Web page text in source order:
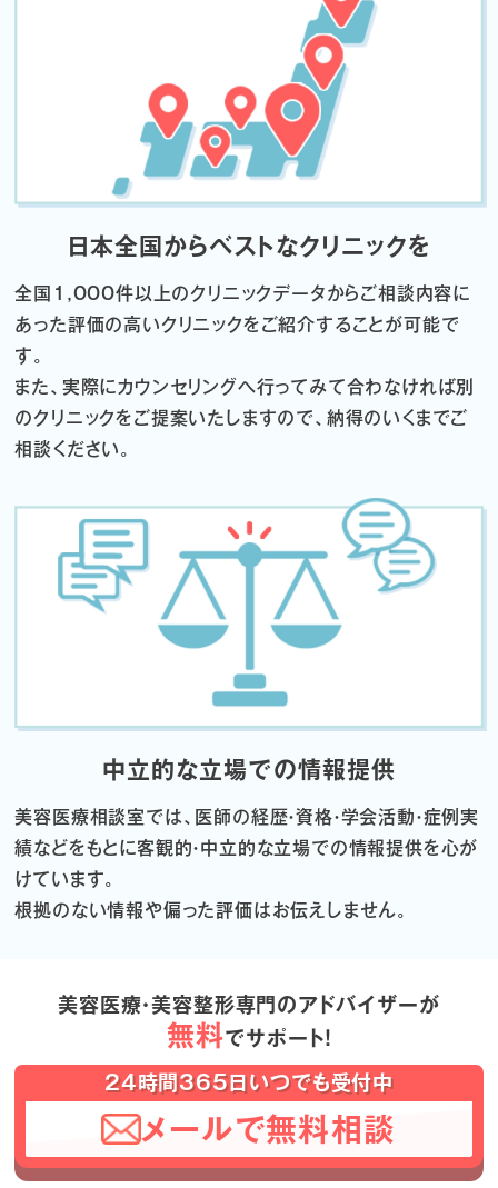
日本全国からベストなクリニックを
全国1,000件以上のクリニックデータからご相談内容に
あった評価の高いクリニックをご紹介することが可能で
す。
また、実際にカウンセリングへ行ってみて合わなければ別
のクリニックをご提案いたしますので、納得のいくまでご
相談ください。
中立的な立場での情報提供
美容医療相談室では、医師の経歴・資格・学会活動・症例実
績などをもとに客観的・中立的な立場での情報提供を心が
けています。
根拠のない情報や偏った評価はお伝えしません。
美容医療・美容整形専門のアドバイザーが
無料でサポート！
24時間365日いつでも受付中
メールで無料相談